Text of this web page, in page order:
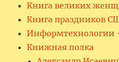
Книга великих
Книга праздников
Информтехнологии
Книжная полка